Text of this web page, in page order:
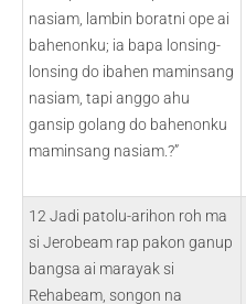
nasiam, lambin boratni ope ai
bahenonku; ia bapa lonsing-
lonsing do ibahen maminsang
nasiam, tapi anggo ahu
gansip golang do bahenonku
maminsang nasiam.?”
12 Jadi patolu-arihon roh ma
si Jerobeam rap pakon ganup
bangsa ai marayak si
Rehabeam, songon na